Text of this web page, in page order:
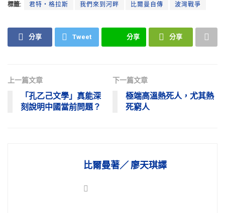
標籤: 君特‧格拉斯 我們來到河畔 比爾曼自傳 波灣戰爭
分享 Tweet 分享 分享
上一篇文章
「孔乙己文學」真能深
刻說明中國當前問題？
下一篇文章
極端高溫熱死人，尤其熱
死窮人
比爾曼著／ 廖天琪譯